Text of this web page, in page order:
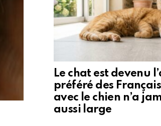
Le chat est devenu
préféré des
avec le chien n’a
aussi large